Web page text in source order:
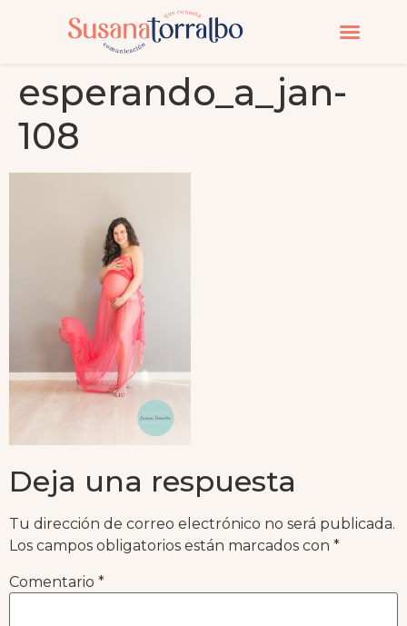
esperando_a_jan-
108
Deja una respuesta
Tu dirección de correo electrónico no será publicada.
Los campos obligatorios están marcados con *
Comentario *